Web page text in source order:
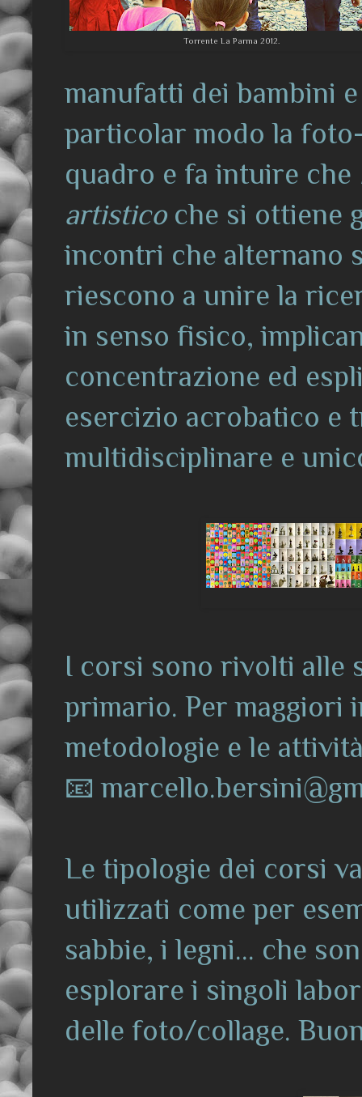
Torrente La Parma 2012.
manufatti dei bambini
particolar modo la
quadro e fa intuire che
artisticoche si ottiene
incontri che alternano
riescono a unire la
in senso fisico,
concentrazione ed
esercizio acrobatico e
multidisciplinare e
I corsi sono rivolti alle
primario. Per maggiori
metodologie e le
📧
Le tipologie dei corsi
utilizzati come per
sabbie, i legni... che
esplorare i singoli
delle foto/collage.